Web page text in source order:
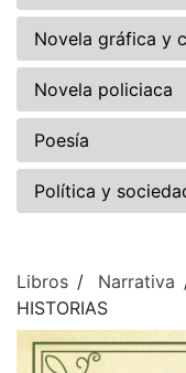
Novela gráfica y
Novela policiaca
Poesía
Política y
Libros Narrativa
HISTORIAS